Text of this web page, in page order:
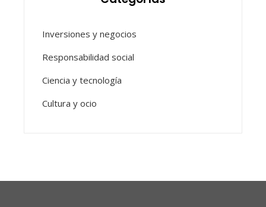
Inversiones y negocios
Responsabilidad social
Ciencia y tecnología
Cultura y ocio